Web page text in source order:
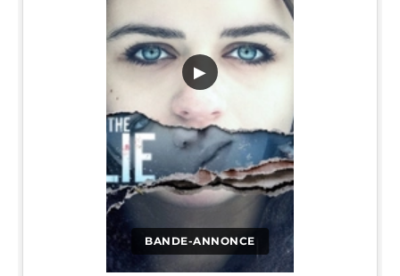
BANDE-ANNONCE
▶